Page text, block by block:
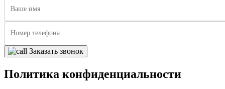
Заказать звонок
Политика конфиденциальности